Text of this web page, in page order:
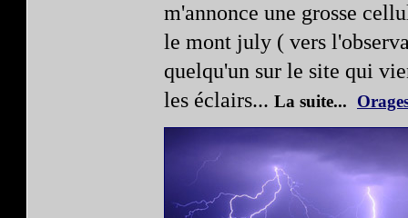
m'annonce une grosse
le mont july ( vers
quelqu'un sur le site qui
les éclairs... La suite...